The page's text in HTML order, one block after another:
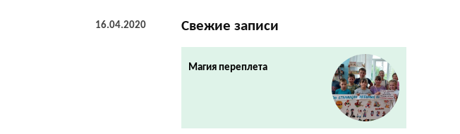
16.04.2020 Свежие записи
Магия переплета